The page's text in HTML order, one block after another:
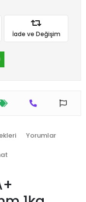
İade ve Değişim
Yorumlar